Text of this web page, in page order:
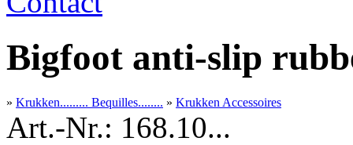
Bigfoot anti-slip
» Krukken......... Bequilles........ » Krukken Accessoires
Art.-Nr.: 168.10...